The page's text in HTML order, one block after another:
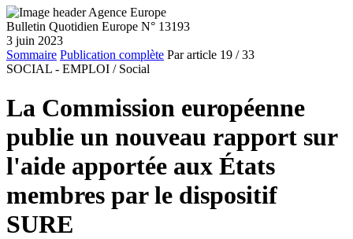
Bulletin Quotidien Europe N° 13193
3 juin 2023
Sommaire Publication complète Par article 19 / 33
SOCIAL - EMPLOI / Social
La Commission européenne
publie un nouveau rapport sur
l'aide apportée aux États
membres par le dispositif
SURE